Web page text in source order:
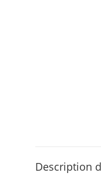
Description